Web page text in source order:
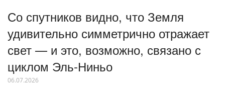
Со спутников видно, что Земля
удивительно симметрично отражает
свет — и это, возможно, связано с
циклом Эль-Ниньо
06.07.2026